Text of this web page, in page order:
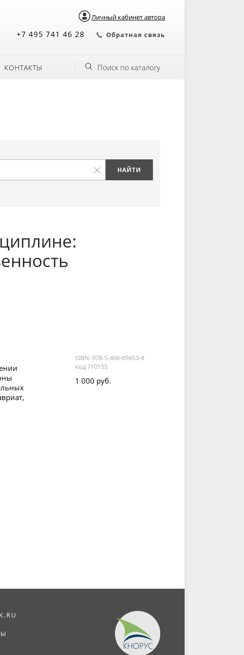
Личный кабинет автора
+7 495 741 46 28 Обратная связь
КОНТАКТЫ Поиск по каталогу
ISBN: 978-5-466-09453-4
код 710155
1 000 руб.